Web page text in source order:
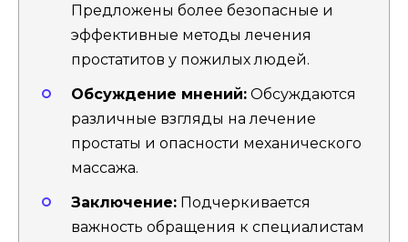
Предложены более безопасные и
эффективные методы лечения
простатитов у пожилых людей.
Обсуждение мнений: Обсуждаются
различные взгляды на лечение
простаты и опасности механического
массажа.
Заключение: Подчеркивается
важность обращения к специалистам